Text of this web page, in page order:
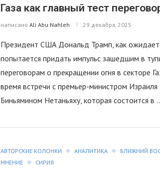
Газа как главный тест
написано Ali Abu Nahleh 29 декабря, 2025
Президент США Дональд Трамп, как
попытается придать импульс зашедшим в
переговорам о прекращении огня в секторе
время встречи с премьер-министром Израиля
Биньямином Нетаньяху, которая состоится в
АВТОРСКИЕ КОЛОНКИ АНАЛИТИКА
БЛИЖНИЙ
МНЕНИЕ
СИРИЯ